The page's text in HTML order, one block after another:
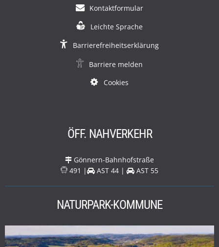
Kontaktformular
Leichte Sprache
Barrierefreiheitserklärung
Barriere melden
Cookies
ÖFF. NAHVERKEHR
Gönnern-Bahnhofstraße
491 |
AST 44 | AST 55
NATURPARK-KOMMUNE